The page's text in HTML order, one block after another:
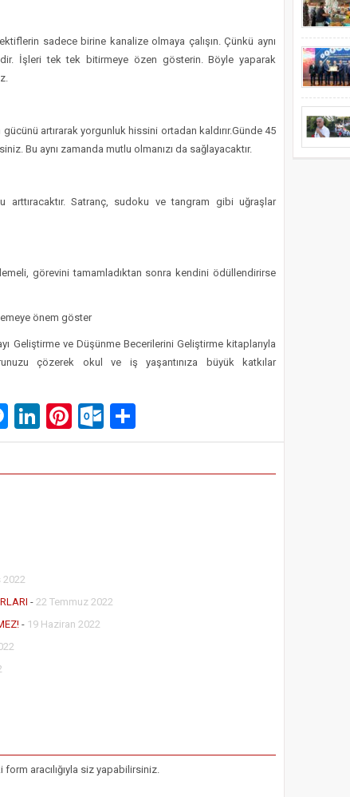
sadece birine kanalize olmaya çalışın. Çünkü aynı
İşleri tek tek bitirmeye özen gösterin. Böyle yaparak
artırarak yorgunluk hissini ortadan kaldırır.Günde 45
Bu aynı zamanda mutlu olmanızı da sağlayacaktır.
arttıracaktır. Satranç, sudoku ve tangram gibi uğraşlar
görevini tamamladıktan sonra kendini ödüllendirirse
önem göster
Geliştirme ve Düşünme Becerilerini Geliştirme kitaplarıyla
çözerek okul ve iş yaşantınıza büyük katkılar
Messenger
LinkedIn
Pinterest
Outlook.com
2022
- 22 Temmuz 2022
- 19 Haziran 2022
aracılığıyla siz yapabilirsiniz.